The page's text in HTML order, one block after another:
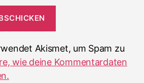
Akismet, um Spam zu
wie deine Kommentardaten